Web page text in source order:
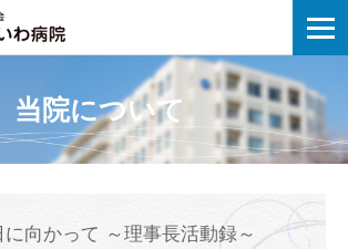
未来の風せいわ病院 | 矢巾町立矢巾北
当院について
に向かって ～理事長活動録～